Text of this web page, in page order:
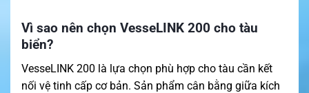
Vì sao nên chọn VesseLINK 200 cho tàu
biển?
VesseLINK 200 là lựa chọn phù hợp cho tàu cần kết
nối vệ tinh cấp cơ bản. Sản phẩm cân bằng giữa kích